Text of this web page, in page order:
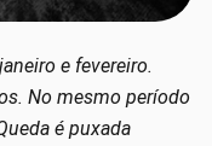
e fevereiro.
No mesmo período
é puxada